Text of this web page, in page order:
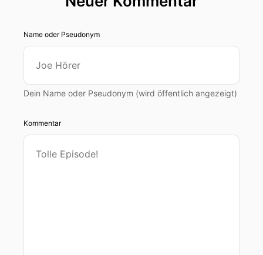
Name oder Pseudonym
Dein Name oder Pseudonym (wird öffentlich angezeigt)
Kommentar